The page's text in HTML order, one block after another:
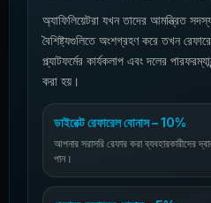
অ্যাফিলিয়েটরা যখন তাদের আমন্ত্রিত
বৈশিষ্ট্যগুলিতে অংশগ্রহণ করে তখন
প্ল্যাটফর্মের কার্যকলাপ এবং দলের
করা হয়।
ডাইরেক্ট রেফারেল বোনাস – 10%
আপনার সরাসরি রেফার করা ব্যবহারকারীদের
পান।